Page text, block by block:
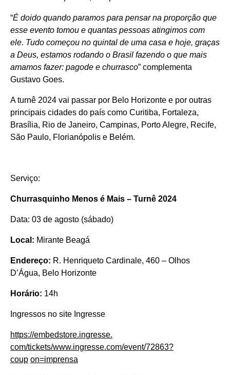
“É doido quando paramos para pensar na proporção que
esse evento tomou e quantas pessoas atingimos com
ele. Tudo começou no quintal de uma casa e hoje, graças
a Deus, estamos rodando o Brasil fazendo o que mais
amamos fazer: pagode e churrasco” complementa
Gustavo Goes.
A turnê 2024 vai passar por Belo Horizonte e por outras
principais cidades do país como Curitiba, Fortaleza,
Brasília, Rio de Janeiro, Campinas, Porto Alegre, Recife,
São Paulo, Florianópolis e Belém.
Serviço:
Churrasquinho Menos é Mais – Turnê 2024
Data: 03 de agosto (sábado)
Local: Mirante Beagá
Endereço: R. Henriqueto Cardinale, 460 – Olhos
D’Água, Belo Horizonte
Horário: 14h
Ingressos no site Ingresse
https://embedstore.ingresse.
com/tickets/www.ingresse.com/event/72863?
coup on=imprensa